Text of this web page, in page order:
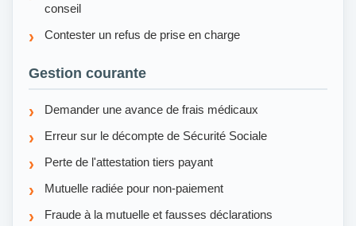
conseil
Contester un refus de prise en charge
Gestion courante
Demander une avance de frais médicaux
Erreur sur le décompte de Sécurité Sociale
Perte de l'attestation tiers payant
Mutuelle radiée pour non-paiement
Fraude à la mutuelle et fausses déclarations